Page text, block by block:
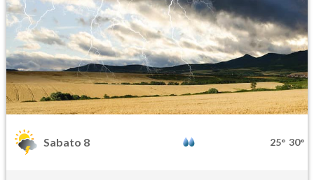
Sabato 8 25° 30°